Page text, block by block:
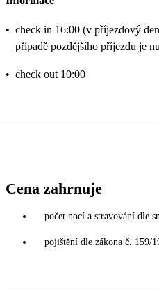
• check in 16:00 (v příjezdový
případě pozdějšího příjezdu je
• check out 10:00
Cena zahrnuje
počet nocí a stravování dle
pojištění dle zákona č. 159/